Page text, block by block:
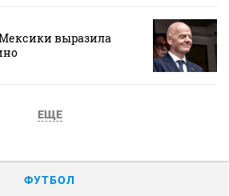
выразила
ЕЩЕ
ФУТБОЛ